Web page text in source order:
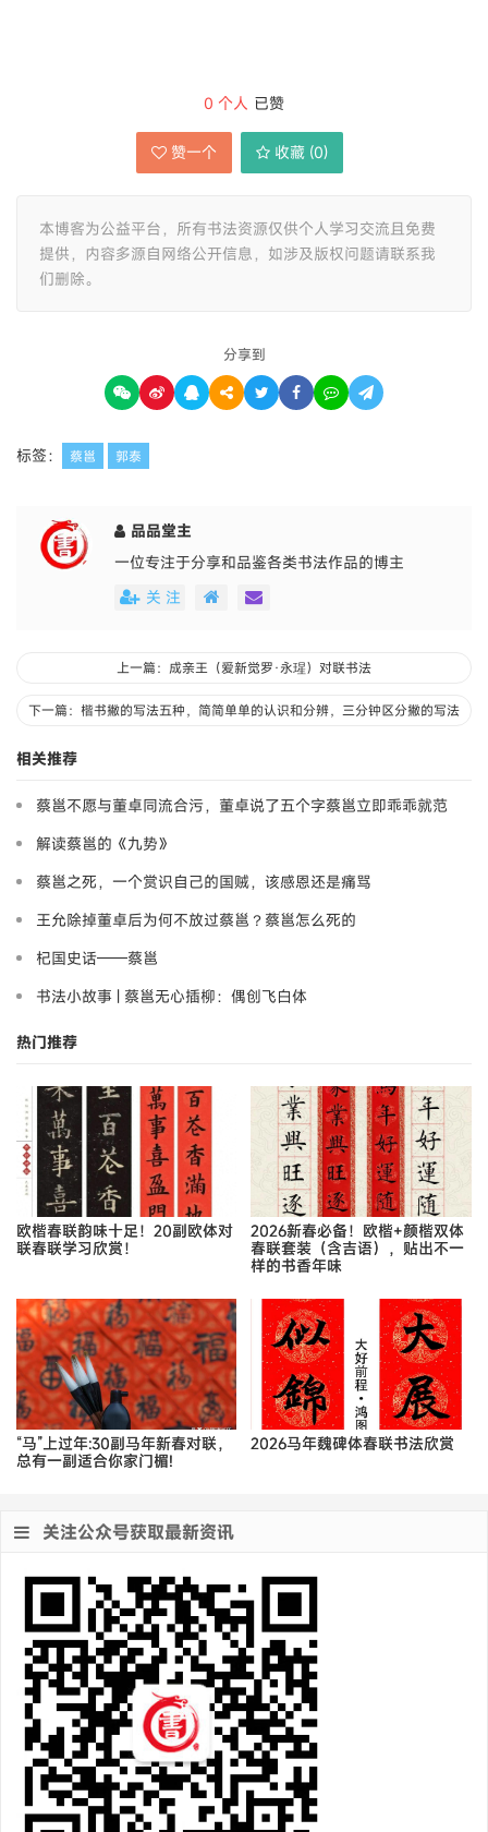
0 个人 已赞
赞一个 收藏 (0)
本博客为公益平台，所有书法资源仅供个人学习交流且免费
提供，内容多源自网络公开信息，如涉及版权问题请联系我
们删除。
分享到
标签： 蔡邕 郭泰
品品堂主
一位专注于分享和品鉴各类书法作品的博主
关 注
上一篇：成亲王（爱新觉罗·永瑆）对联书法
下一篇：楷书撇的写法五种，简简单单的认识和分辨，三分钟区分撇的写法
相关推荐
蔡邕不愿与董卓同流合污，董卓说了五个字蔡邕立即乖乖就范
解读蔡邕的《九势》
蔡邕之死，一个赏识自己的国贼，该感恩还是痛骂
王允除掉董卓后为何不放过蔡邕？蔡邕怎么死的
杞国史话——蔡邕
书法小故事 | 蔡邕无心插柳：偶创飞白体
热门推荐
欧楷春联韵味十足！20副欧体对
联春联学习欣赏！
2026新春必备！欧楷+颜楷双体
春联套装（含吉语），贴出不一
样的书香年味
“马”上过年:30副马年新春对联，
总有一副适合你家门楣!
2026马年魏碑体春联书法欣赏
关注公众号获取最新资讯